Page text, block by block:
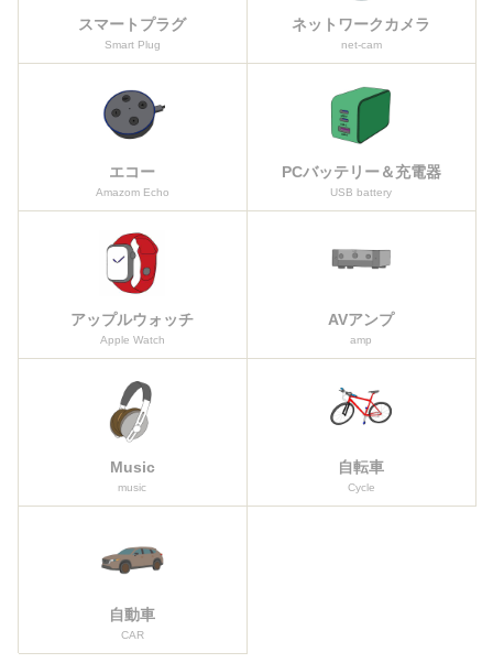
スマートプラグ
Smart Plug
ネットワークカメラ
net-cam
エコー
Amazom Echo
PCバッテリー＆充電器
USB battery
アップルウォッチ
Apple Watch
AVアンプ
amp
Music
music
自転車
Cycle
自動車
CAR